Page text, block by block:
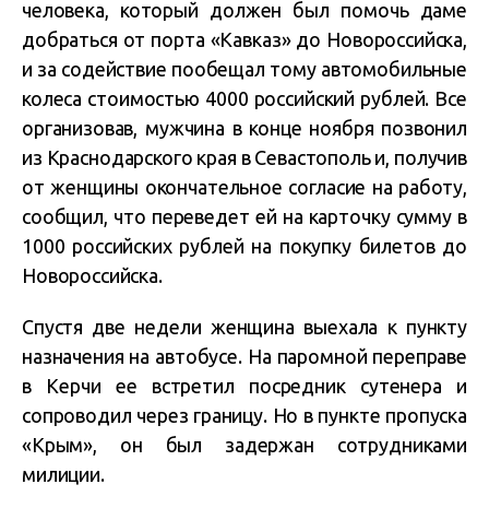
человека, который должен был помочь даме
добраться от порта «Кавказ» до Новороссийска,
и за содействие пообещал тому автомобильные
колеса стоимостью 4000 российский рублей. Все
организовав, мужчина в конце ноября позвонил
из Краснодарского края в Севастополь и, получив
от женщины окончательное согласие на работу,
сообщил, что переведет ей на карточку сумму в
1000 российских рублей на покупку билетов до
Новороссийска.
Спустя две недели женщина выехала к пункту
назначения на автобусе. На паромной переправе
в Керчи ее встретил посредник сутенера и
сопроводил через границу. Но в пункте пропуска
«Крым», он был задержан сотрудниками
милиции.